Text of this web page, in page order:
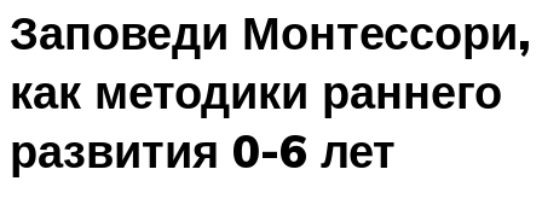
Заповеди Монтессори,
как методики раннего
развития 0-6 лет